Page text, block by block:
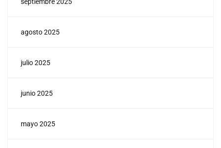
septiembre 2025
agosto 2025
julio 2025
junio 2025
mayo 2025